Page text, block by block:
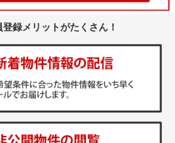
録メリットがたくさん！